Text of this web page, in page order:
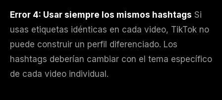
Error 4: Usar siempre los mismos hashtags Si
usas etiquetas idénticas en cada video, TikTok no
puede construir un perfil diferenciado. Los
hashtags deberían cambiar con el tema específico
de cada video individual.